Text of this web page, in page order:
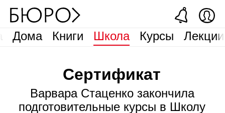
Дома Книги Школа Курсы Лекции
Сертификат
Варвара Стаценко закончила
подготовительные курсы в Школу